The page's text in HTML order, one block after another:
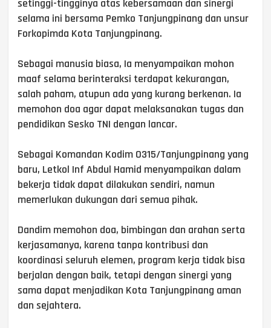
setinggi-tingginya atas kebersamaan dan sinergi
selama ini bersama Pemko Tanjungpinang dan unsur
Forkopimda Kota Tanjungpinang.
Sebagai manusia biasa, Ia menyampaikan mohon
maaf selama berinteraksi terdapat kekurangan,
salah paham, atupun ada yang kurang berkenan. Ia
memohon doa agar dapat melaksanakan tugas dan
pendidikan Sesko TNI dengan lancar.
Sebagai Komandan Kodim 0315/Tanjungpinang yang
baru, Letkol Inf Abdul Hamid menyampaikan dalam
bekerja tidak dapat dilakukan sendiri, namun
memerlukan dukungan dari semua pihak.
Dandim memohon doa, bimbingan dan arahan serta
kerjasamanya, karena tanpa kontribusi dan
koordinasi seluruh elemen, program kerja tidak bisa
berjalan dengan baik, tetapi dengan sinergi yang
sama dapat menjadikan Kota Tanjungpinang aman
dan sejahtera.